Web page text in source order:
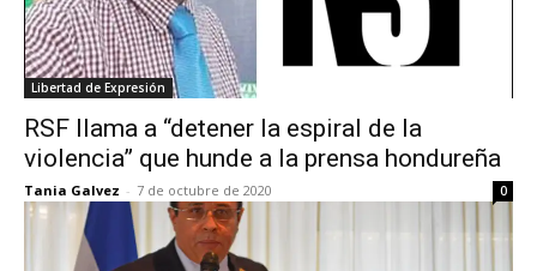
Libertad de Expresión
RSF llama a “detener la espiral de la
violencia” que hunde a la prensa hondureña
Tania Galvez - 7 de octubre de 2020 0